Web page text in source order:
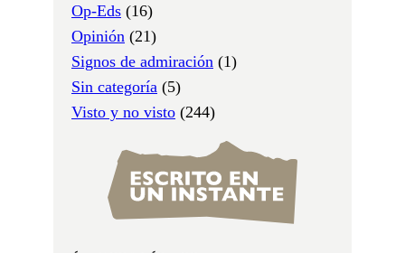
Op-Eds (16)
Opinión (21)
Signos de admiración (1)
Sin categoría (5)
Visto y no visto (244)